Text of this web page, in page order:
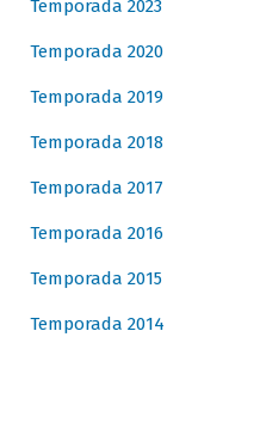
Temporada 2023
Temporada 2020
Temporada 2019
Temporada 2018
Temporada 2017
Temporada 2016
Temporada 2015
Temporada 2014